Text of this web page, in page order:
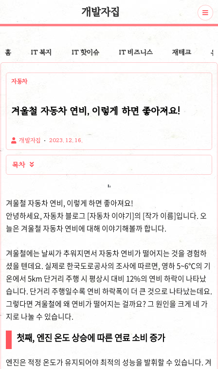
개발자집
홈 IT 복지 IT 핫이슈 IT 비즈니스 재테크
자동차
겨울철 자동차 연비, 이렇게 하면 좋아져요!
개발자집 2023. 12. 16.
목차 
겨울철 자동차 연비, 이렇게 하면 좋아져요!
안녕하세요, 자동차 블로그 [자동차 이야기]의 [작가 이름]입니다. 오
늘은 겨울철 자동차 연비에 대해 이야기해볼까 합니다.
겨울철에는 날씨가 추워지면서 자동차 연비가 떨어지는 것을 경험하
셨을 텐데요. 실제로 한국도로공사의 조사에 따르면, 영하 5~6℃의 기
온에서 5km 단거리 주행 시 평상시 대비 12%의 연비 하락이 나타났
습니다. 단거리 주행일수록 연비 하락폭이 더 큰 것으로 나타났는데요.
그렇다면 겨울철에 왜 연비가 떨어지는 걸까요? 그 원인을 크게 네 가
지로 나눌 수 있습니다.
첫째, 엔진 온도 상승에 따른 연료 소비 증가
엔진은 적정 온도가 유지되어야 최적의 성능을 발휘할 수 있습니다. 겨